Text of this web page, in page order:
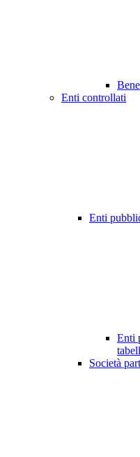
Enti controllati
Enti
Enti
Società